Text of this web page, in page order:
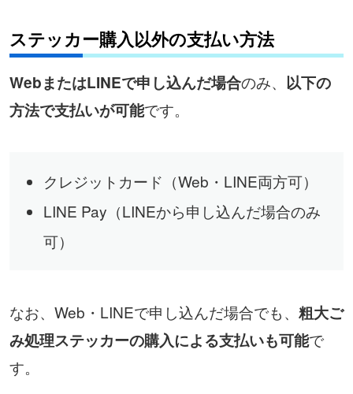
ステッカー購入以外の支払い方法
WebまたはLINEで申し込んだ場合のみ、 以下の
方法で支払いが可能です。
クレジットカード（Web・LINE両方可）
LINE Pay（LINEから申し込んだ場合のみ
可）
なお、Web・LINEで申し込んだ場合でも、 粗大ご
み処理ステッカーの購入による支払いも可能で
す。